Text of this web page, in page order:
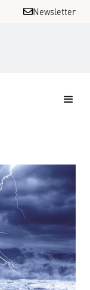
Newsletter